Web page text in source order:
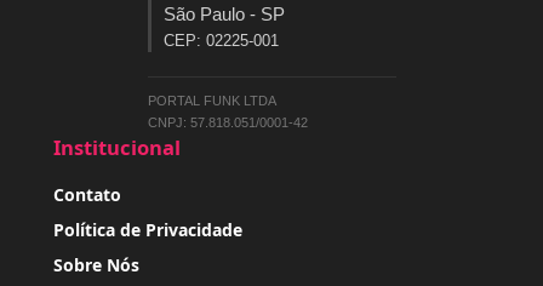
São Paulo - SP
CEP: 02225-001
PORTAL FUNK LTDA
CNPJ: 57.818.051/0001-42
Institucional
Contato
Política de Privacidade
Sobre Nós